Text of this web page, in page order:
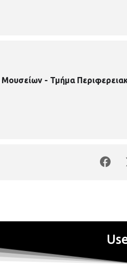
Μουσείων - Τμήμα